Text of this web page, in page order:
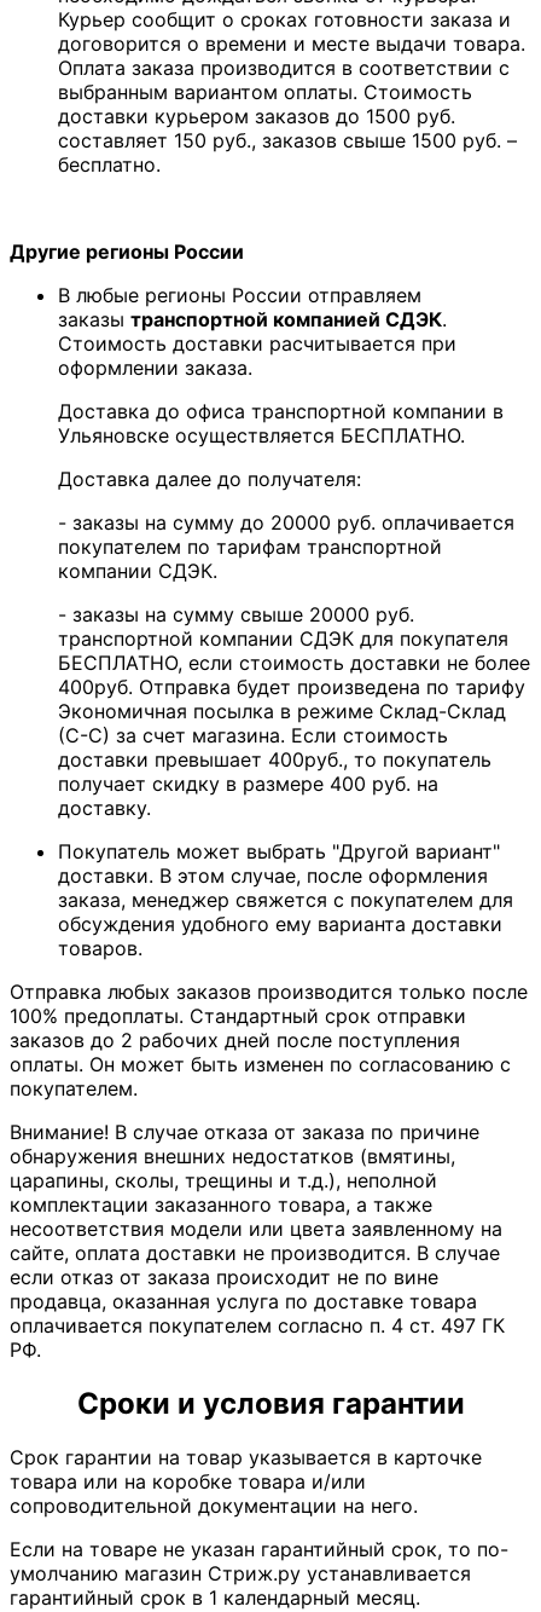
Курьер сообщит о сроках готовности заказа и
договорится о времени и месте выдачи товара.
Оплата заказа производится в соответствии с
выбранным вариантом оплаты. Стоимость
доставки курьером заказов до 1500 руб.
составляет 150 руб., заказов свыше 1500 руб. –
бесплатно.
Другие регионы России
В любые регионы России отправляем
заказы транспортной компанией СДЭК.
Стоимость доставки расчитывается при
оформлении заказа.
Доставка до офиса транспортной компании в
Ульяновске осуществляется БЕСПЛАТНО.
Доставка далее до получателя:
- заказы на сумму до 20000 руб. оплачивается
покупателем по тарифам транспортной
компании СДЭК.
- заказы на сумму свыше 20000 руб.
транспортной компании СДЭК для покупателя
БЕСПЛАТНО, если стоимость доставки не более
400руб. Отправка будет произведена по тарифу
Экономичная посылка в режиме Склад-Склад
(С-С) за счет магазина. Если стоимость
доставки превышает 400руб., то покупатель
получает скидку в размере 400 руб. на
доставку.
Покупатель может выбрать "Другой вариант"
доставки. В этом случае, после оформления
заказа, менеджер свяжется с покупателем для
обсуждения удобного ему варианта доставки
товаров.
Отправка любых заказов производится только после
100% предоплаты. Стандартный срок отправки
заказов до 2 рабочих дней после поступления
оплаты. Он может быть изменен по согласованию с
покупателем.
Внимание! В случае отказа от заказа по причине
обнаружения внешних недостатков (вмятины,
царапины, сколы, трещины и т.д.), неполной
комплектации заказанного товара, а также
несоответствия модели или цвета заявленному на
сайте, оплата доставки не производится. В случае
если отказ от заказа происходит не по вине
продавца, оказанная услуга по доставке товара
оплачивается покупателем согласно п. 4 ст. 497 ГК
РФ.
Сроки и условия гарантии
Срок гарантии на товар указывается в карточке
товара или на коробке товара и/или
сопроводительной документации на него.
Если на товаре не указан гарантийный срок, то по-
умолчанию магазин Стриж.ру устанавливается
гарантийный срок в 1 календарный месяц.